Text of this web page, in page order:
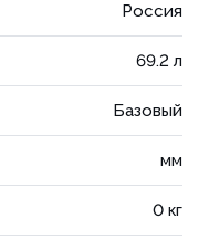
Россия
69.2 л
Базовый
мм
0 кг